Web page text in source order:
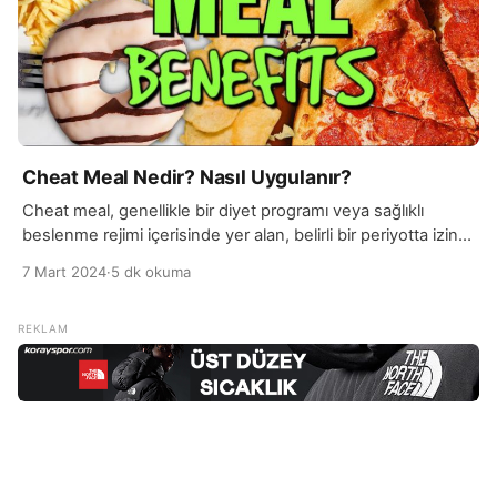
Cheat Meal Nedir? Nasıl Uygulanır?
Cheat meal, genellikle bir diyet programı veya sağlıklı
beslenme rejimi içerisinde yer alan, belirli bir periyotta izin
bir öğündür. Bu, kişinin genellikle sağlıklı ve dengeli bir
yüksek kalorili veya işlenmiş gıdaları tüketme özgürlüğüne
sahip olduğu anlamına gelir. Cheat meal, kişinin […]
7 Mart 2024·5 dk okuma